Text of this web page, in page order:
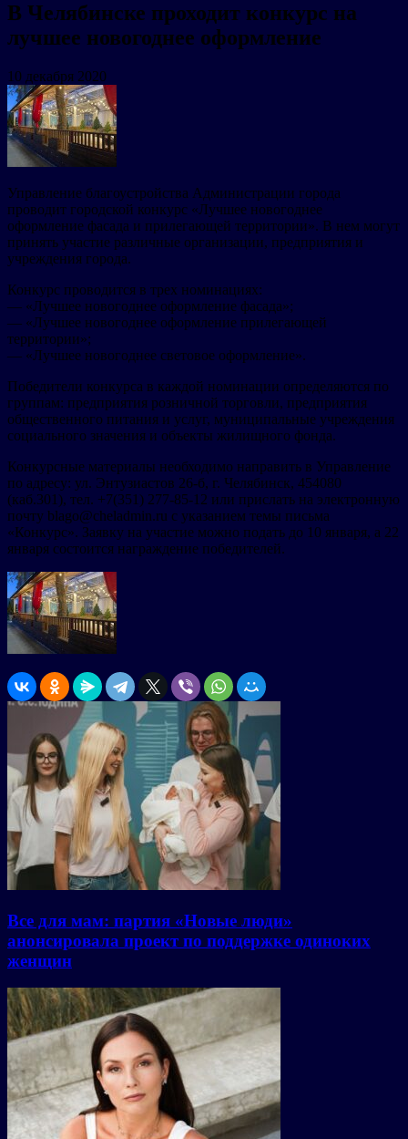
В Челябинске проходит конкурс на
лучшее новогоднее оформление
10 декабря 2020
Управление благоустройства Администрации города
проводит городской конкурс «Лучшее новогоднее
оформление фасада и прилегающей территории». В нем могут
принять участие различные организации, предприятия и
учреждения города.
Конкурс проводится в трех номинациях:
— «Лучшее новогоднее оформление фасада»;
— «Лучшее новогоднее оформление прилегающей
территории»;
— «Лучшее новогоднее световое оформление».
Победители конкурса в каждой номинации определяются по
группам: предприятия розничной торговли, предприятия
общественного питания и услуг, муниципальные учреждения
социального значения и объекты жилищного фонда.
Конкурсные материалы необходимо направить в Управление
по адресу: ул. Энтузиастов 26-б, г. Челябинск, 454080
(каб.301), тел. +7(351) 277-85-12 или прислать на электронную
почту blago@cheladmin.ru с указанием темы письма
«Конкурс». Заявку на участие можно подать до 10 января, а 22
января состоится награждение победителей.
Все для мам: партия «Новые люди»
анонсировала проект по поддержке одиноких
женщин